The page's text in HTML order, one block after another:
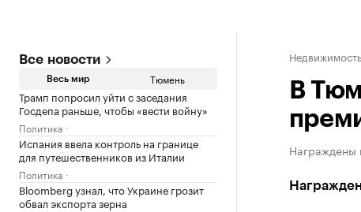
Все новости
Весь мир Тюмень
Трамп попросил уйти с заседания
Госдепа раньше, чтобы «вести войну»
Политика
Испания ввела контроль на границе
для путешественников из Италии
Политика
Bloomberg узнал, что Украине грозит
обвал экспорта зерна
В
Награждены